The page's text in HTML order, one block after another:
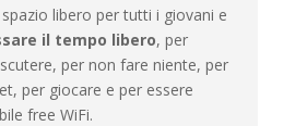
libero per tutti i giovani e
il tempo libero, per
per non fare niente, per
per giocare e per essere
free WiFi.